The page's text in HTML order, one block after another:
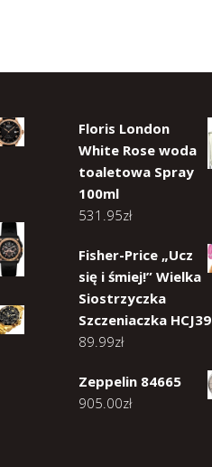
Floris London
White Rose woda
toaletowa Spray
100ml
531.95zł
Fisher-Price „Ucz
się i śmiej!” Wielka
Siostrzyczka
Szczeniaczka HCJ39
89.99zł
Zeppelin 84665
905.00zł